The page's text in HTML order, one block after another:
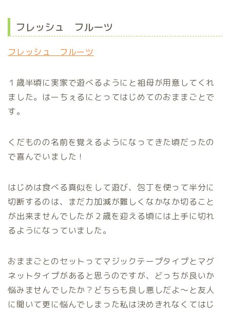
フレッシュ フルーツ
フレッシュ フルーツ
１歳半頃に実家で遊べるようにと祖母が用意してくれ
ました。はーちぇるにとってはじめてのおままごとで
す。
くだものの名前を覚えるようになってきた頃だったの
で喜んでいました！
はじめは食べる真似をして遊び、包丁を使って半分に
切断するのは、まだ力加減が難しくなかなか切ること
が出来ませんでしたが２歳を迎える頃には上手に切れ
るようになっていました。
おままごとのセットってマジックテープタイプとマグ
ネットタイプがあると思うのですが、どっちが良いか
悩みませんでしたか？どちらも良し悪しだよ〜と友人
に聞いて更に悩んでしまった私は決めきれなくてはじ